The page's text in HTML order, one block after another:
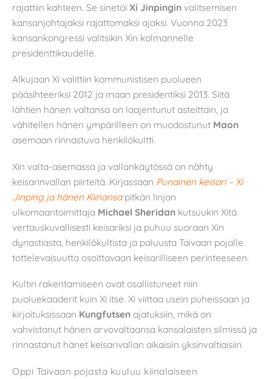
rajattiin kahteen. Se sinetöi Xi Jinpingin valitsemisen
kansanjohtajaksi rajattomaksi ajaksi. Vuonna 2023
kansankongressi valitsikin Xin kolmannelle
presidenttikaudelle.
Alkujaan Xi valittiin kommunistisen puolueen
pääsihteeriksi 2012 ja maan presidentiksi 2013. Siitä
lähtien hänen valtansa on laajentunut asteittain, ja
vähitellen hänen ympärilleen on muodostunut Maon
asemaan rinnastuva henkilökultti.
Xin valta-asemassa ja vallankäytössä on nähty
keisarinvallan piirteitä. Kirjassaan Punainen keisari – Xi
Jinping ja hänen Kiinansapitkän linjan
ulkomaantoimittaja Michael Sheridan kutsuukin Xitä
vertauskuvallisesti keisariksi ja puhuu suoraan Xin
dynastiasta, henkilökultista ja paluusta Taivaan pojalle
tottelevaisuutta osoittavaan keisarilliseen perinteeseen.
Kultin rakentamiseen ovat osallistuneet niin
puoluekaaderit kuin Xi itse. Xi viittaa usein puheissaan ja
kirjoituksissaan Kungfutsen ajatuksiin, mikä on
vahvistanut hänen arvovaltaansa kansalaisten silmissä ja
rinnastanut hänet keisarivallan aikaisiin yksinvaltiaisiin.
Oppi Taivaan pojasta kuuluu kiinalaiseen